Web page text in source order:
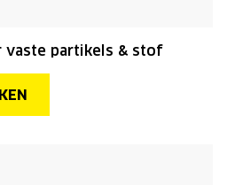
vaste partikels & stof